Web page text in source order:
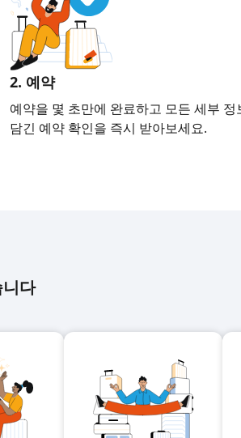
2. 예약
예약을 몇 초만에 완료하고 모든 세부 정
담긴 예약 확인을 즉시 받아보세요.
다